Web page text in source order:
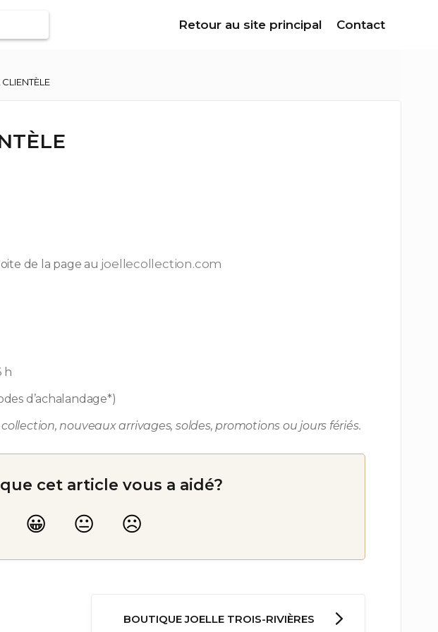
Retour au site principal Contact
de la page au joellecollection.com
h
d’achalandage*)
nouveaux arrivages, soldes, promotions ou jours fériés.
cet article vous a aidé?
BOUTIQUE JOELLE TROIS-RIVIÈRES